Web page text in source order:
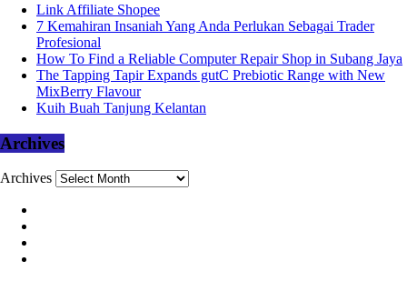
Link Affiliate Shopee
7 Kemahiran Insaniah Yang Anda Perlukan Sebagai Trader
Profesional
How To Find a Reliable Computer Repair Shop in Subang Jaya
The Tapping Tapir Expands gutC Prebiotic Range with New
MixBerry Flavour
Kuih Buah Tanjung Kelantan
Archives
Archives